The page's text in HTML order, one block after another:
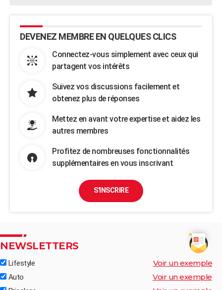
DEVENEZ MEMBRE EN QUELQUES CLICS
Connectez-vous simplement avec ceux qui
partagent vos intérêts
Suivez vos discussions facilement et
obtenez plus de réponses
Mettez en avant votre expertise et aidez les
autres membres
Profitez de nombreuses fonctionnalités
supplémentaires en vous inscrivant
S'INSCRIRE
NEWSLETTERS
Lifestyle Voir un exemple
Auto Voir un exemple